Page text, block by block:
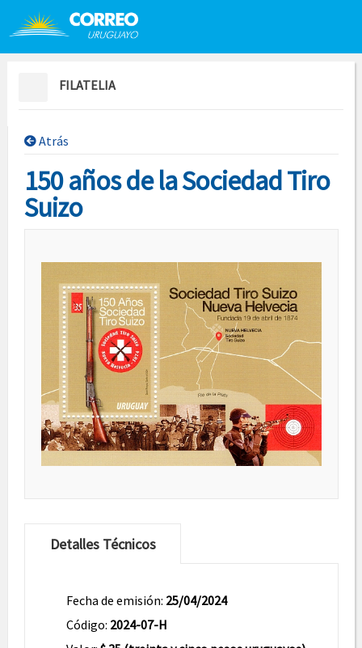
Saltar al contenido
FILATELIA
Atrás
150 años de la Sociedad Tiro
Suizo
Detalles Técnicos
Fecha de emisión: 25/04/2024
Código: 2024-07-H